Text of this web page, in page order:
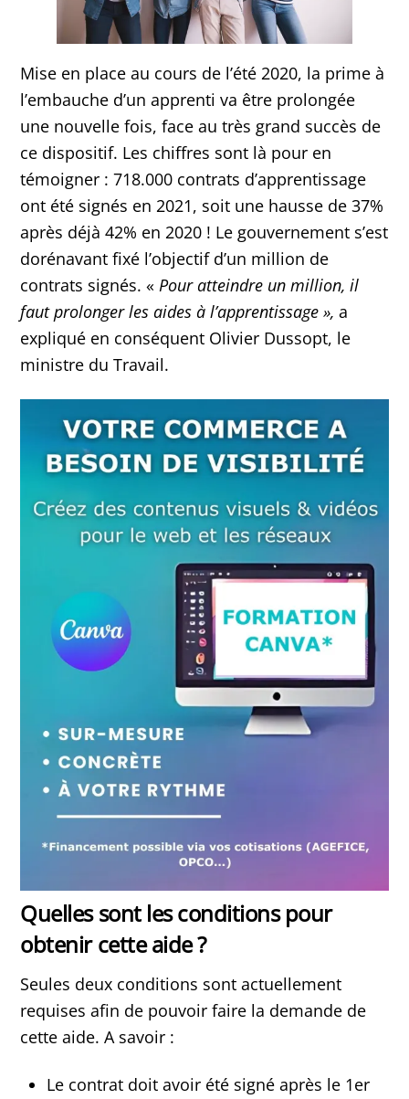
Mise en place au cours de l’été 2020, la prime à
l’embauche d’un apprenti va être prolongée
une nouvelle fois, face au très grand succès de
ce dispositif. Les chiffres sont là pour en
témoigner : 718.000 contrats d’apprentissage
ont été signés en 2021, soit une hausse de 37%
après déjà 42% en 2020 ! Le gouvernement s’est
dorénavant fixé l’objectif d’un million de
contrats signés. « Pour atteindre un million, il
faut prolonger les aides à l’apprentissage », a
expliqué en conséquent Olivier Dussopt, le
ministre du Travail.
Quelles sont les conditions pour
obtenir cette aide ?
Seules deux conditions sont actuellement
requises afin de pouvoir faire la demande de
cette aide. A savoir :
Le contrat doit avoir été signé après le 1er